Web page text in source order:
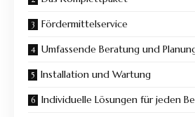
Fördermittelservice
Umfassende Beratung und
Installation und Wartung
Individuelle Lösungen für jeden